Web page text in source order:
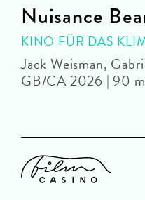
Nuisance
KINO FÜR DAS
Jack Weisman,
GB/CA 2026 | 90